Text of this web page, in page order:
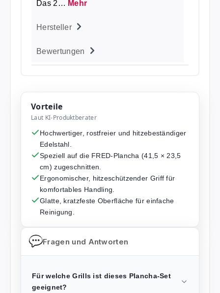
Das 2… Mehr
Hersteller
Bewertungen
Vorteile
Laut KI-Produktberater
Hochwertiger, rostfreier und hitzebeständiger
Edelstahl.
Speziell auf die FRED-Plancha (41,5 × 23,5
cm) zugeschnitten.
Ergonomischer, hitzeschützender Griff für
komfortables Handling.
Glatte, kratzfeste Oberfläche für einfache
Reinigung.
Fragen und Antworten
Für welche Grills ist dieses Plancha-Set
geeignet?